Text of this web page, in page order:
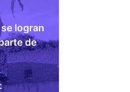
logran
de